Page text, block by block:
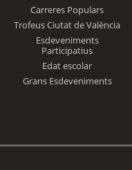
Trinidad Alfonso
Carreres Populars
Trofeus Ciutat de València
Esdeveniments
Participatius
Edat escolar
Grans Esdeveniments